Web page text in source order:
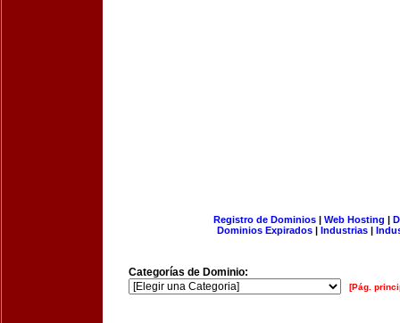
Registro de Dominios| Web Hosting |
Dominios Expirados | Industrias |
Categorías de Dominio:
[Pág.